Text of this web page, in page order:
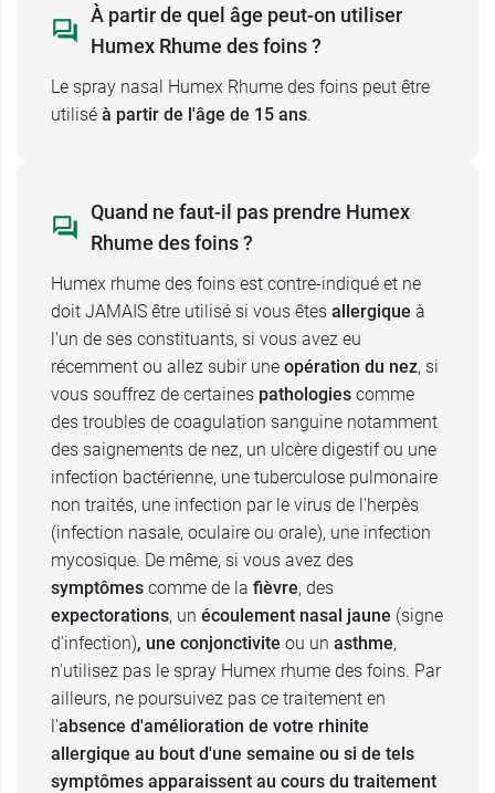
À partir de quel âge peut-on utiliser
Humex Rhume des foins ?
Le spray nasal Humex Rhume des foins peut être
utilisé à partir de l'âge de 15 ans.
Quand ne faut-il pas prendre Humex
Rhume des foins ?
Humex rhume des foins est contre-indiqué et ne
doit JAMAIS être utilisé si vous êtes allergique à
l'un de ses constituants, si vous avez eu
récemment ou allez subir une opération du nez, si
vous souffrez de certaines pathologies comme
des troubles de coagulation sanguine notamment
des saignements de nez, un ulcère digestif ou une
infection bactérienne, une tuberculose pulmonaire
non traités, une infection par le virus de l'herpès
(infection nasale, oculaire ou orale), une infection
mycosique. De même, si vous avez des
symptômes comme de la fièvre, des
expectorations, un écoulement nasal jaune (signe
d'infection), une conjonctivite ou un asthme,
n'utilisez pas le spray Humex rhume des foins. Par
ailleurs, ne poursuivez pas ce traitement en
l'absence d'amélioration de votre rhinite
allergique au bout d'une semaine ou si de tels
symptômes apparaissent au cours du traitement